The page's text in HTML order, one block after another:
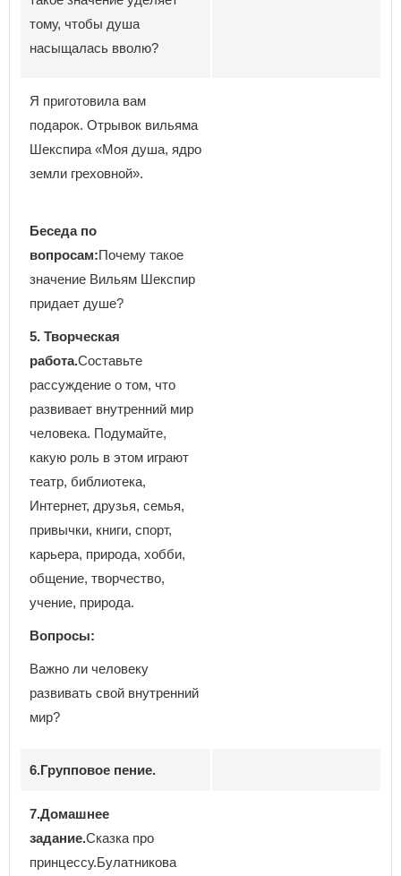
тому, чтобы душа
насыщалась вволю?
Я приготовила вам
подарок. Отрывок вильяма
Шекспира «Моя душа, ядро
земли греховной».
Беседа по
вопросам:Почему такое
значение Вильям Шекспир
придает душе?
5. Творческая
работа.Составьте
рассуждение о том, что
развивает внутренний мир
человека. Подумайте,
какую роль в этом играют
театр, библиотека,
Интернет, друзья, семья,
привычки, книги, спорт,
карьера, природа, хобби,
общение, творчество,
учение, природа.
Вопросы:
Важно ли человеку
развивать свой внутренний
мир?
6.Групповое пение.
7.Домашнее
задание.Сказка про
принцессу.Булатникова